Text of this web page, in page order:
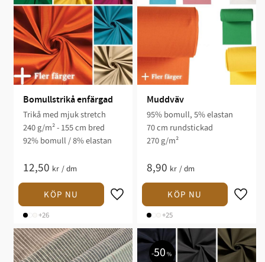
Bomullstrikå enfärgad
Trikå med mjuk stretch
240 g/m² - 155 cm bred
92% bomull / 8% elastan
12,50 kr /dm
+26
Muddväv
95% bomull, 5% elastan
70 cm rundstickad
270 g/m²
8,90 kr /dm
+25
50 %